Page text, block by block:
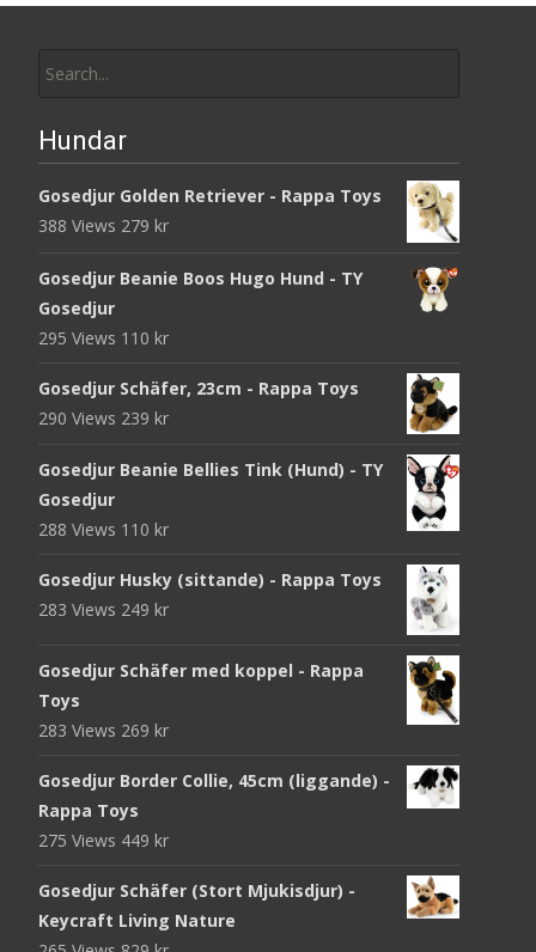
for:
Hundar
Gosedjur Golden Retriever - Rappa Toys
388 Views 279 kr
Gosedjur Beanie Boos Hugo Hund - TY
Gosedjur
295 Views 110 kr
Gosedjur Schäfer, 23cm - Rappa Toys
290 Views 239 kr
Gosedjur Beanie Bellies Tink (Hund) - TY
Gosedjur
288 Views 110 kr
Gosedjur Husky (sittande) - Rappa Toys
283 Views 249 kr
Gosedjur Schäfer med koppel - Rappa
Toys
283 Views 269 kr
Gosedjur Border Collie, 45cm (liggande) -
Rappa Toys
275 Views 449 kr
Gosedjur Schäfer (Stort Mjukisdjur) -
Keycraft Living Nature